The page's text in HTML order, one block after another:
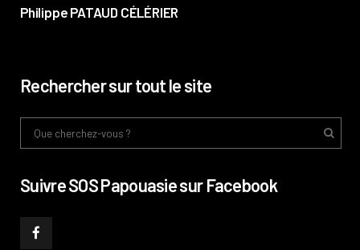
Philippe PATAUD CÉLÉRIER
Rechercher sur tout le site
Suivre SOS Papouasie sur Facebook